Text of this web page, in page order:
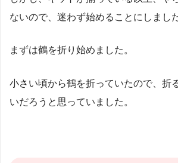
ないので、迷わず始めることにしました
まずは鶴を折り始めました。
小さい頃から鶴を折っていたので、折
いだろうと思っていました。